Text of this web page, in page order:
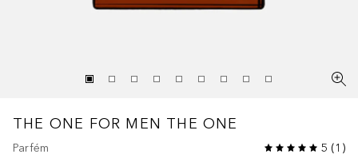
THE ONE FOR MEN THE ONE
Parfém 5 (1 )